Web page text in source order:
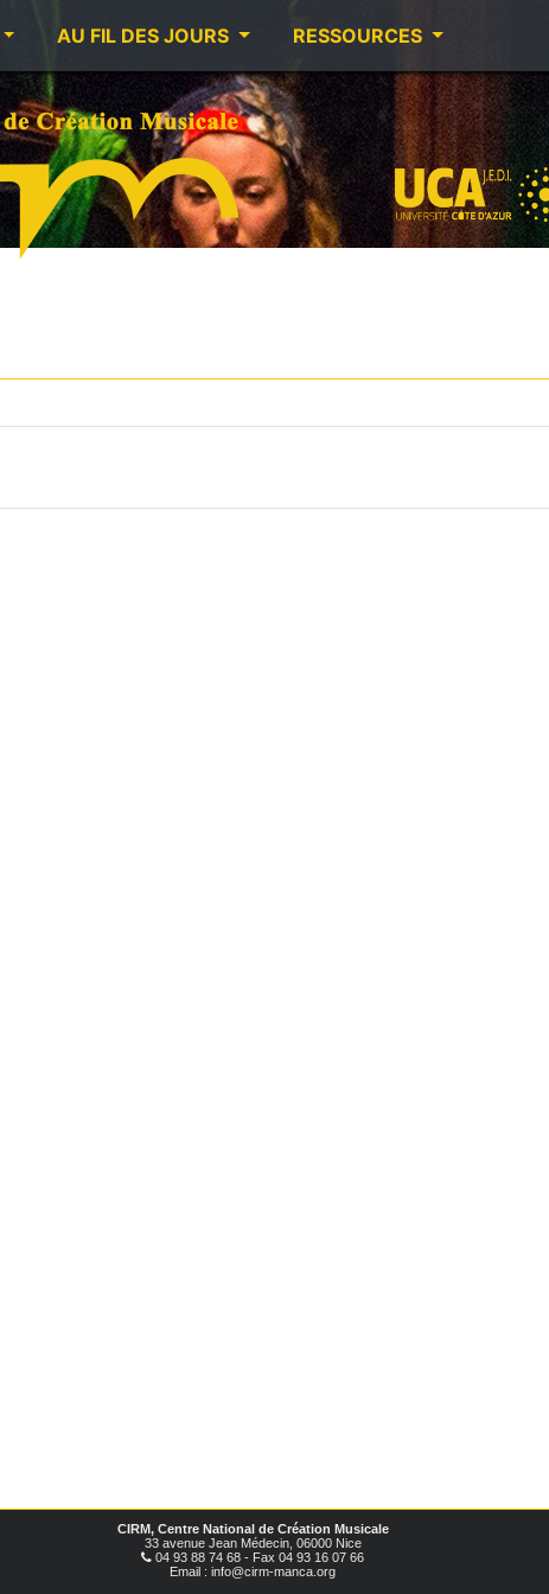
AU FIL DES JOURS RESSOURCES
CIRM, Centre National de Création Musicale
33 avenue Jean Médecin, 06000 Nice
04 93 88 74 68 - Fax 04 93 16 07 66
Email : info@cirm-manca.org